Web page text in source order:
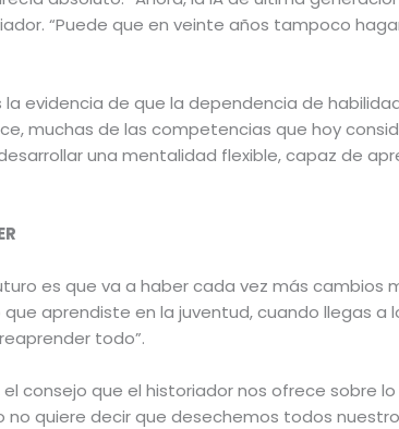
“Puede que en veinte años tampoco
la evidencia de que la dependencia de
muchas de las competencias que hoy
una mentalidad flexible, capaz de
es que va a haber cada vez más cambios
aprendiste en la juventud, cuando llegas a
todo”.
consejo que el historiador nos ofrece sobre
no quiere decir que desechemos todos